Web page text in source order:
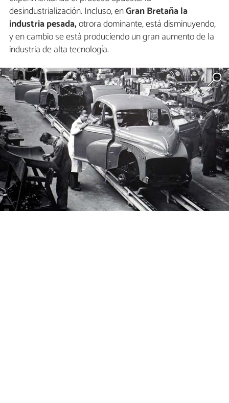
desindustrialización. Incluso, enGran Bretaña la
industria pesada,otrora dominante, está disminuyendo,
y en cambio se está produciendo un gran aumento de la
industria de alta tecnología.